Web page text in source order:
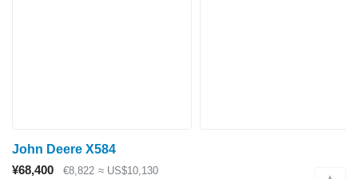
John Deere X584
¥68,400
€8,822 ≈ US$10,130